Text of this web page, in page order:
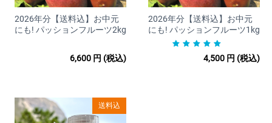
□取扱カード
Visa/MasterCard/JCB/Discover/AmericanExpress/DinersClub
分割払い、ボーナス払い、リボ払いでのお支払いはできかね
【備考】
2026年分【送料込】お中元
にも! パッションフルーツ2kg
6,600 円 (税込)
2026年分【送料込】お中元
にも! パッションフルーツ1kg
4,500 円 (税込)
送料込